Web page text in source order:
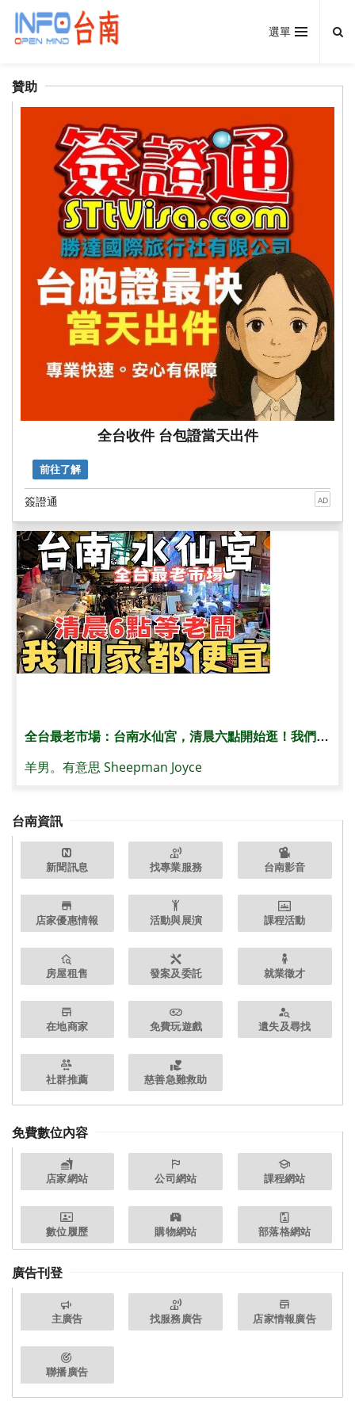
選單
贊助
全台收件 台包證當天出件
前往了解
簽證通 AD
全台最老市場：台南水仙宮，清晨六點開始逛！我們家都便宜的黑白切！超大碗虱目魚粥60元！這煎魚腸實在太誘人
羊男。有意思 Sheepman Joyce
台南資訊
新聞訊息 找專業服務 台南影音
店家優惠情報 活動與展演 課程活動
房屋租售 發案及委託 就業徵才
在地商家 免費玩遊戲 遺失及尋找
社群推薦 慈善急難救助
免費數位內容
店家網站 公司網站 課程網站
數位履歷 購物網站 部落格網站
廣告刊登
主廣告 找服務廣告 店家情報廣告
聯播廣告